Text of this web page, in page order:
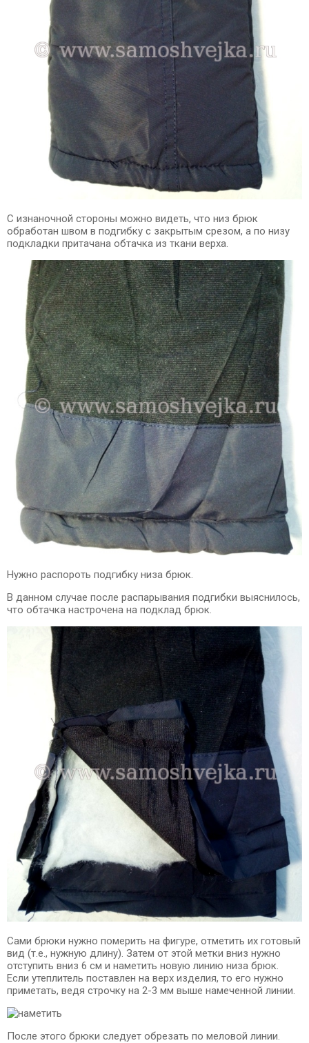
С изнаночной стороны можно видеть, что низ брюк
обработан швом в подгибку с закрытым срезом, а по низу
подкладки притачана обтачка из ткани верха.
Нужно распороть подгибку низа брюк.
В данном случае после распарывания подгибки выяснилось,
что обтачка настрочена на подклад брюк.
Сами брюки нужно померить на фигуре, отметить их готовый
вид (т.е., нужную длину). Затем от этой метки вниз нужно
отступить вниз 6 см и наметить новую линию низа брюк.
Если утеплитель поставлен на верх изделия, то его нужно
приметать, ведя строчку на 2-3 мм выше намеченной линии.
После этого брюки следует обрезать по меловой линии.